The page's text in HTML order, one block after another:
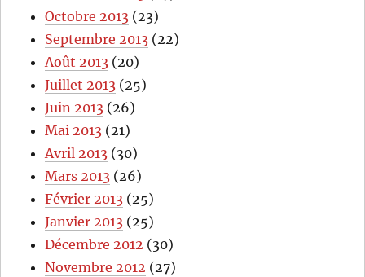
Octobre 2013 (23)
Septembre 2013 (22)
Août 2013 (20)
Juillet 2013 (25)
Juin 2013 (26)
Mai 2013 (21)
Avril 2013 (30)
Mars 2013 (26)
Février 2013 (25)
Janvier 2013 (25)
Décembre 2012 (30)
Novembre 2012 (27)